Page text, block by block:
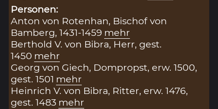
Personen:
Anton von Rotenhan, Bischof von
Bamberg, 1431-1459 mehr
Berthold V. von Bibra, Herr, gest.
1450 mehr
Georg von Giech, Dompropst, erw. 1500,
gest. 1501 mehr
Heinrich V. von Bibra, Ritter, erw. 1476,
gest. 1483 mehr